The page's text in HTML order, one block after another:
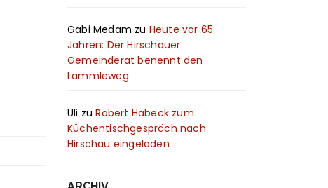
Gabi Medam zu Heute vor 65
Jahren: Der Hirschauer
Gemeinderat benennt den
Lämmleweg
Uli zuRobert Habeck zum
Küchentischgespräch nach
Hirschau eingeladen